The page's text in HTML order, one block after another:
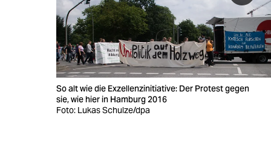
veranstaltungen
fragen & hilfe
So alt wie die Exzellenzinitiative: Der Protest gegen
sie, wie hier in Hamburg 2016
Foto: Lukas Schulze/dpa